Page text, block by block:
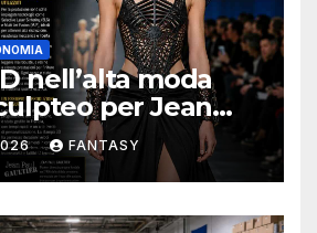
nell’alta moda
per Jean
FANTASY